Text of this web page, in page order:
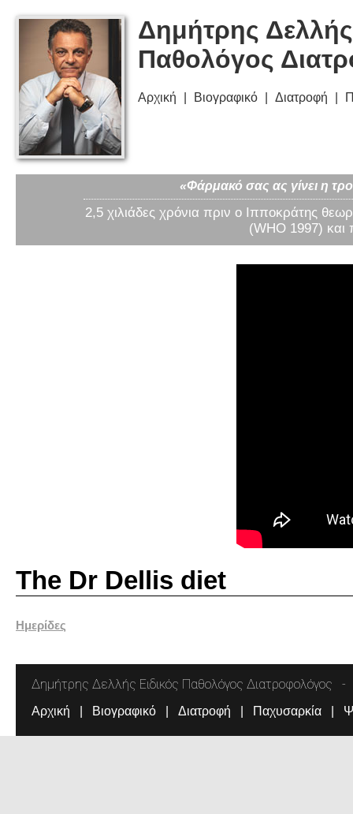
Δημήτρης
Παθολόγος
Αρχική Βιογραφικό Διατροφή
«Φάρμακό σας ας γίνει η
2,5 χιλιάδες χρόνια πριν ο Ιπποκράτης
(WHO 1997) και
The Dr Dellis diet
Ημερίδες
Δημήτρης Δελλής Ειδικός Παθολόγος Διατροφολόγος
Αρχική Βιογραφικό Διατροφή Παχυσαρκία